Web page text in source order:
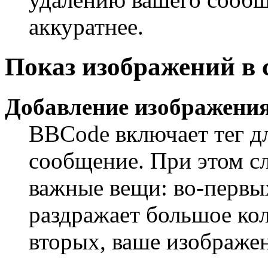
аккуратнее.
Показ изображений в
Добавление
BBCode включает тег
сообщение. При этом
важные вещи: во-
раздражает большое
вторых, ваше